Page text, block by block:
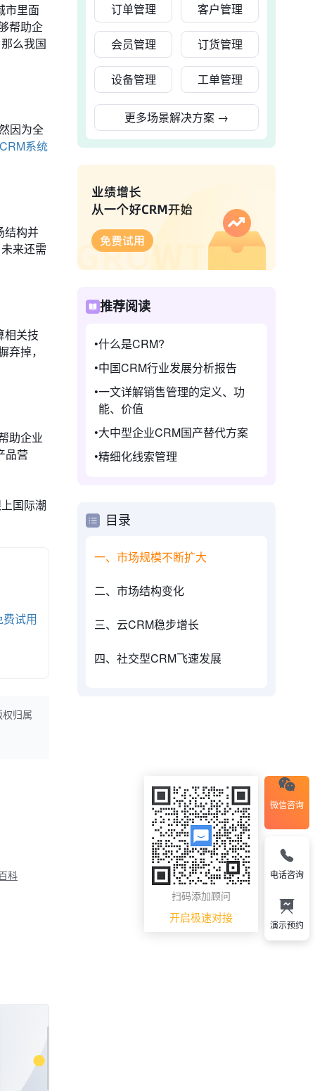
市里面
帮助企
么我国
因为全
CRM系统
结构并
来还需
相关技
掉，
助企业
品营
国际潮
费试用
权归属
科
订单管理 客户管理
会员管理 订货管理
设备管理 工单管理
更多场景解决方案 →
推荐阅读
什么是CRM?
中国CRM行业发展分析报告
一文详解销售管理的定义、功
能、价值
大中型企业CRM国产替代方案
精细化线索管理
目录
一、市场规模不断扩大
二、市场结构变化
三、云CRM稳步增长
四、社交型CRM飞速发展
微信咨询
扫码添加顾问
开启极速对接
电话咨询
演示预约